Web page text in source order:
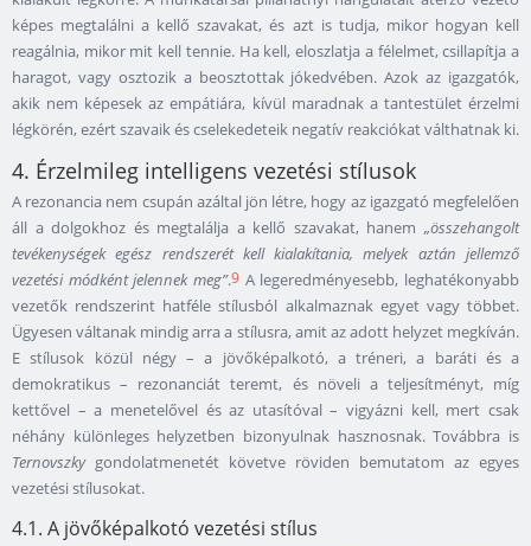
képes megtalálni a kellő szavakat, és azt is tudja, mikor hogyan kell
reagálnia, mikor mit kell tennie. Ha kell, eloszlatja a félelmet, csillapítja a
haragot, vagy osztozik a beosztottak jókedvében. Azok az igazgatók,
akik nem képesek az empátiára, kívül maradnak a tantestület érzelmi
légkörén, ezért szavaik és cselekedeteik negatív reakciókat válthatnak ki.
4. Érzelmileg intelligens vezetési stílusok
A rezonancia nem csupán azáltal jön létre, hogy az igazgató megfelelően
áll a dolgokhoz és megtalálja a kellő szavakat, hanem „összehangolt
tevékenységek egész rendszerét kell kialakítania, melyek aztán jellemző
vezetési módként jelennek meg”.9 A legeredményesebb, leghatékonyabb
vezetők rendszerint hatféle stílusból alkalmaznak egyet vagy többet.
Ügyesen váltanak mindig arra a stílusra, amit az adott helyzet megkíván.
E stílusok közül négy – a jövőképalkotó, a tréneri, a baráti és a
demokratikus – rezonanciát teremt, és növeli a teljesítményt, míg
kettővel – a menetelővel és az utasítóval – vigyázni kell, mert csak
néhány különleges helyzetben bizonyulnak hasznosnak. Továbbra is
Ternovszkygondolatmenetét követve röviden bemutatom az egyes
vezetési stílusokat.
4.1. A jövőképalkotó vezetési stílus